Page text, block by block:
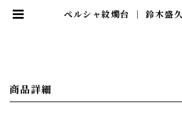
ペルシャ紋燭台 ｜ 鈴木盛
商品詳細